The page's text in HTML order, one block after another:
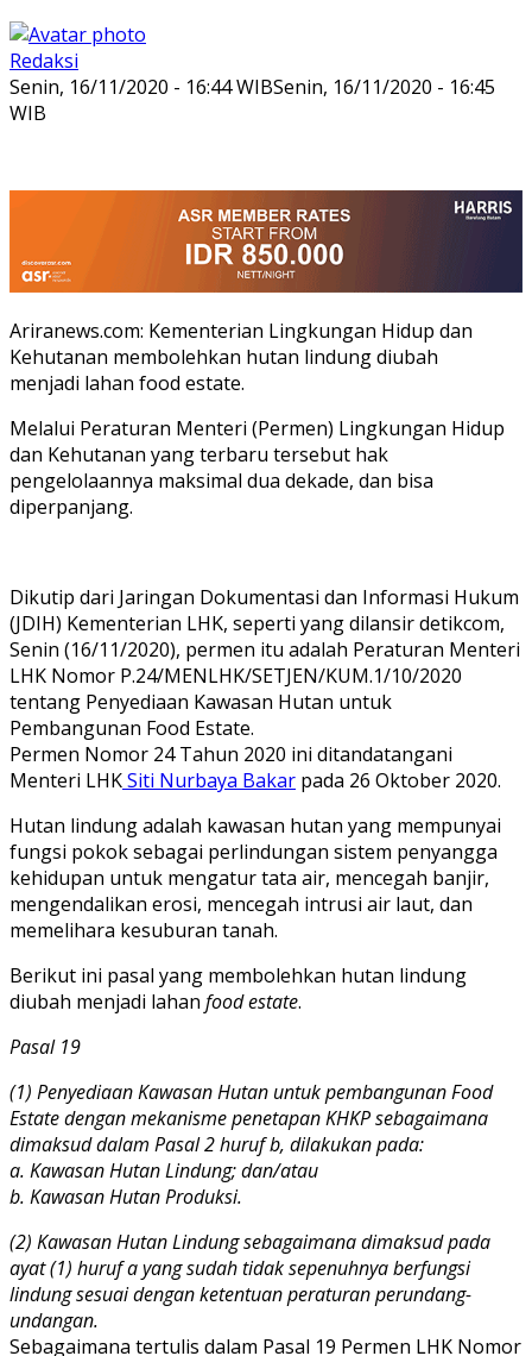
Redaksi
Senin, 16/11/2020 - 16:44 WIBSenin, 16/11/2020 - 16:45
WIB
Ariranews.com: Kementerian Lingkungan Hidup dan
Kehutanan membolehkan hutan lindung diubah
menjadi lahan food estate.
Melalui Peraturan Menteri (Permen) Lingkungan Hidup
dan Kehutanan yang terbaru tersebut hak
pengelolaannya maksimal dua dekade, dan bisa
diperpanjang.
Dikutip dari Jaringan Dokumentasi dan Informasi Hukum
(JDIH) Kementerian LHK, seperti yang dilansir detikcom,
Senin (16/11/2020), permen itu adalah Peraturan Menteri
LHK Nomor P.24/MENLHK/SETJEN/KUM.1/10/2020
tentang Penyediaan Kawasan Hutan untuk
Pembangunan Food Estate.
Permen Nomor 24 Tahun 2020 ini ditandatangani
Menteri LHKSiti Nurbaya Bakar pada 26 Oktober 2020.
Hutan lindung adalah kawasan hutan yang mempunyai
fungsi pokok sebagai perlindungan sistem penyangga
kehidupan untuk mengatur tata air, mencegah banjir,
mengendalikan erosi, mencegah intrusi air laut, dan
memelihara kesuburan tanah.
Berikut ini pasal yang membolehkan hutan lindung
diubah menjadi lahan food estate.
Pasal 19
(1) Penyediaan Kawasan Hutan untuk pembangunan Food
Estate dengan mekanisme penetapan KHKP sebagaimana
dimaksud dalam Pasal 2 huruf b, dilakukan pada:
a. Kawasan Hutan Lindung; dan/atau
b. Kawasan Hutan Produksi.
(2) Kawasan Hutan Lindung sebagaimana dimaksud pada
ayat (1) huruf a yang sudah tidak sepenuhnya berfungsi
lindung sesuai dengan ketentuan peraturan perundang-
undangan.
Sebagaimana tertulis dalam Pasal 19 Permen LHK Nomor